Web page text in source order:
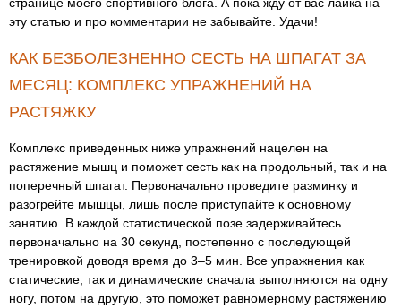
эту статью и про комментарии не забывайте. Удачи!
КАК БЕЗБОЛЕЗНЕННО СЕСТЬ НА ШПАГАТ ЗА
МЕСЯЦ: КОМПЛЕКС УПРАЖНЕНИЙ НА
РАСТЯЖКУ
Комплекс приведенных ниже упражнений нацелен на
растяжение мышц и поможет сесть как на продольный, так и на
поперечный шпагат. Первоначально проведите разминку и
разогрейте мышцы, лишь после приступайте к основному
занятию. В каждой статистической позе задерживайтесь
первоначально на 30 секунд, постепенно с последующей
тренировкой доводя время до 3–5 мин. Все упражнения как
статические, так и динамические сначала выполняются на одну
ногу, потом на другую, это поможет равномерному растяжению